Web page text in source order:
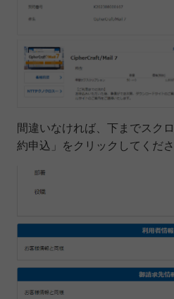
間違いなければ、下までスク
約申込」をクリックしてくださ